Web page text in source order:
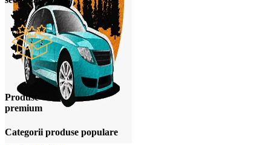
Produse
premium
Categorii produse populare